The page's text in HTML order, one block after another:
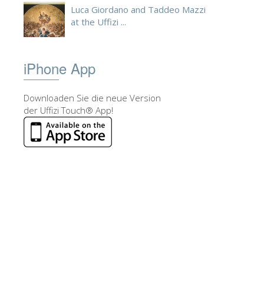
Luca Giordano and Taddeo Mazzi
at the Uffizi ...
iPhone App
Downloaden Sie die neue Version
der Uffizi Touch® App!